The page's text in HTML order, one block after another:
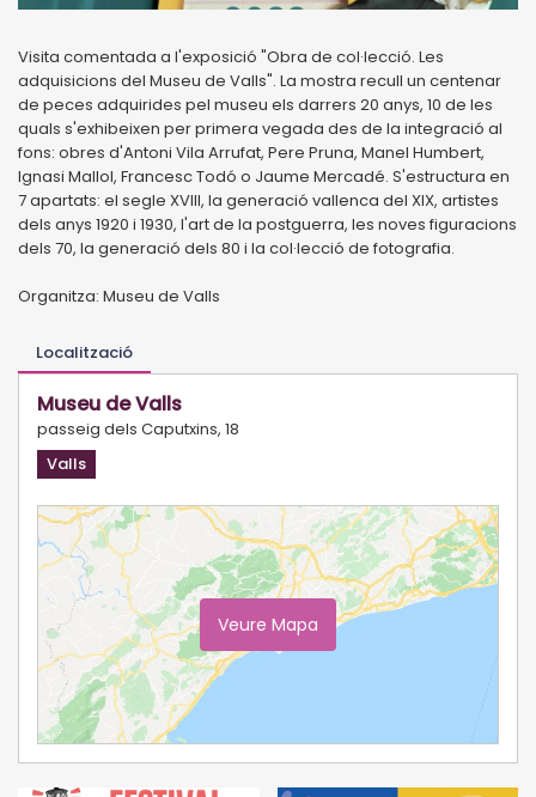
Visita comentada a l'exposició "Obra de col·lecció. Les
adquisicions del Museu de Valls". La mostra recull un centenar
de peces adquirides pel museu els darrers 20 anys, 10 de les
quals s'exhibeixen per primera vegada des de la integració al
fons: obres d'Antoni Vila Arrufat, Pere Pruna, Manel Humbert,
Ignasi Mallol, Francesc Todó o Jaume Mercadé. S'estructura en
7 apartats: el segle XVIII, la generació vallenca del XIX, artistes
dels anys 1920 i 1930, l'art de la postguerra, les noves figuracions
dels 70, la generació dels 80 i la col·lecció de fotografia.
Organitza: Museu de Valls
Localització
Museu de Valls
passeig dels Caputxins, 18
Valls
Veure Mapa